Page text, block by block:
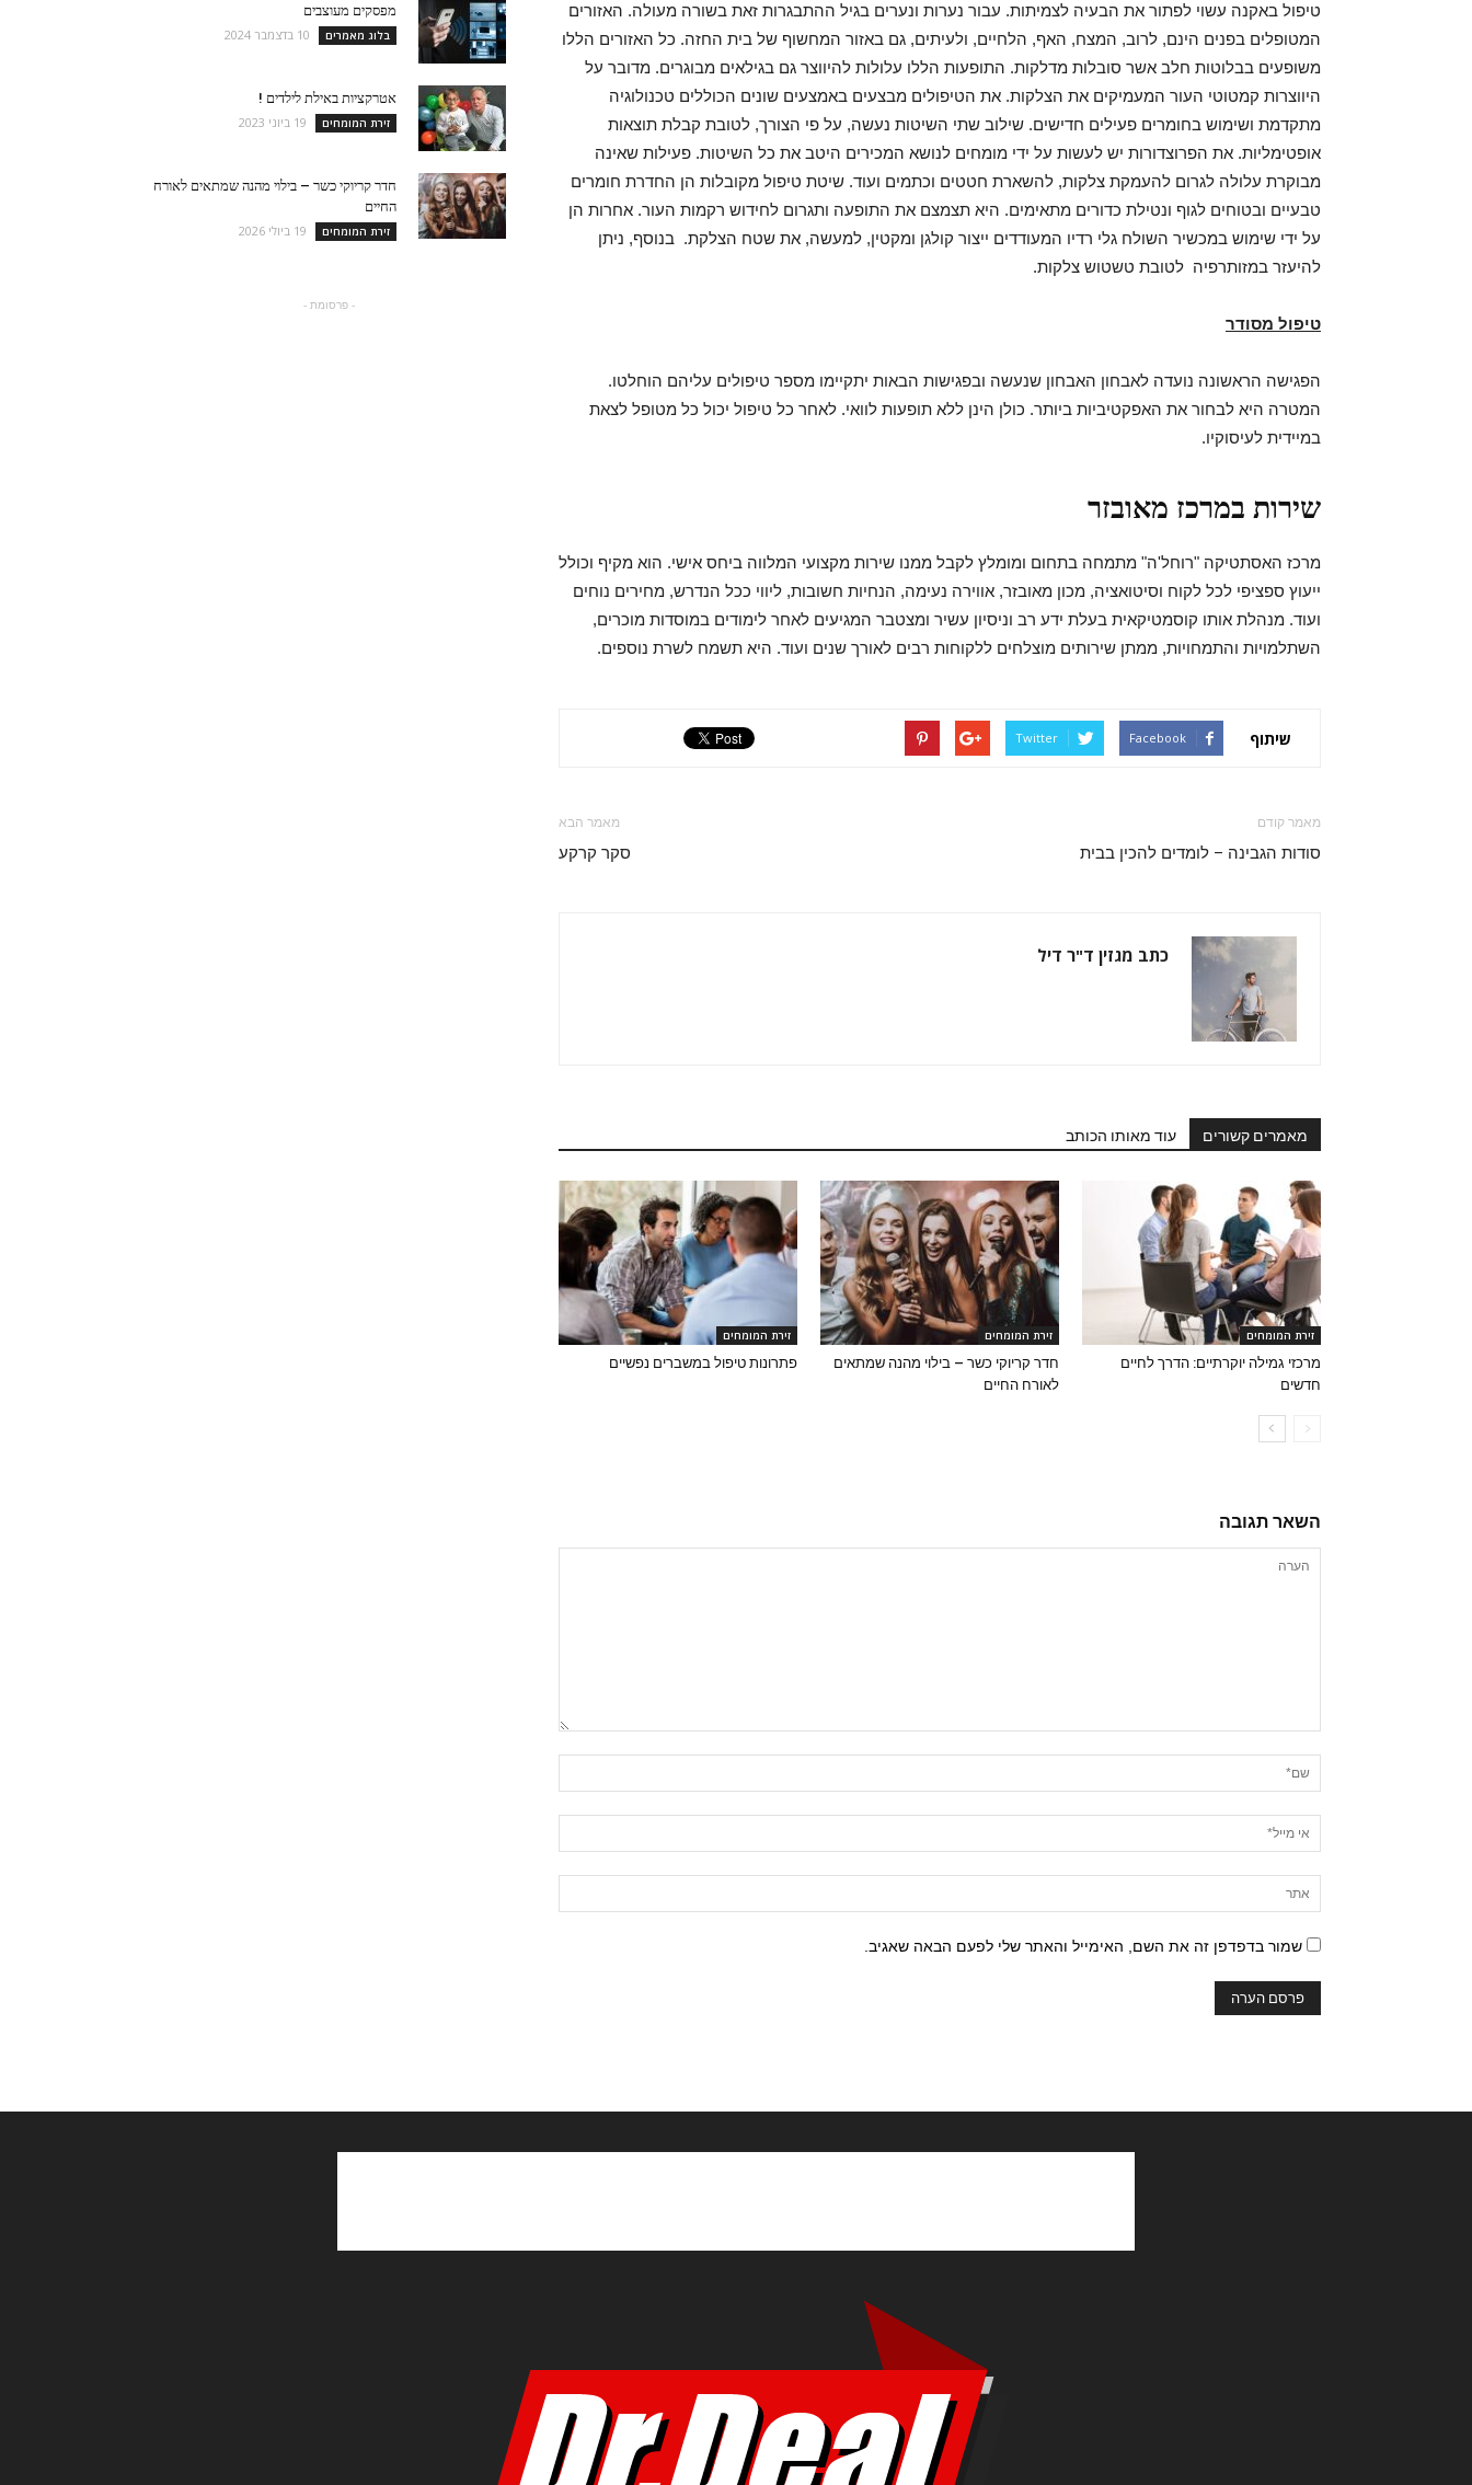
טיפול באקנה עשוי לפתור את הבעיה לצמיתות. עבור נערות ונערים בגיל ההתבגרות זאת בשורה מעולה. האזורים
המטופלים בפנים הינם, לרוב, המצח, האף, הלחיים, ולעיתים, גם באזור המחשוף של בית החזה. כל האזורים הללו
משופעים בבלוטות חלב אשר סובלות מדלקות. התופעות הללו עלולות להיווצר גם בגילאים מבוגרים. מדובר על
היווצרות קמטוטי העור המעמיקים את הצלקות. את הטיפולים מבצעים באמצעים שונים הכוללים טכנולוגיה
מתקדמת ושימוש בחומרים פעילים חדישים. שילוב שתי השיטות נעשה, על פי הצורך, לטובת קבלת תוצאות
אופטימליות. את הפרוצדורות יש לעשות על ידי מומחים לנושא המכירים היטב את כל השיטות. פעילות שאינה
מבוקרת עלולה לגרום להעמקת צלקות, להשארת חטטים וכתמים ועוד. שיטת טיפול מקובלות הן החדרת חומרים
טבעיים ובטוחים לגוף ונטילת כדורים מתאימים. היא תצמצם את התופעה ותגרום לחידוש רקמות העור. אחרות הן
על ידי שימוש במכשיר השולח גלי רדיו המעודדים ייצור קולגן ומקטין, למעשה, את שטח הצלקת. בנוסף, ניתן
להיעזר במזותרפיה לטובת טשטוש צלקות.
טיפול מסודר
הפגישה הראשונה נועדה לאבחון האבחון שנעשה ובפגישות הבאות יתקיימו מספר טיפולים עליהם הוחלטו.
המטרה היא לבחור את האפקטיביות ביותר. כולן הינן ללא תופעות לוואי. לאחר כל טיפול יכול כל מטופל לצאת
במיידית לעיסוקיו.
שירות במרכז מאובזר
מרכז האסתטיקה "רוחל'ה" מתמחה בתחום ומומלץ לקבל ממנו שירות מקצועי המלווה ביחס אישי. הוא מקיף וכולל
ייעוץ ספציפי לכל לקוח וסיטואציה, מכון מאובזר, אווירה נעימה, הנחיות חשובות, ליווי ככל הנדרש, מחירים נוחים
ועוד. מנהלת אותו קוסמטיקאית בעלת ידע רב וניסיון עשיר ומצטבר המגיעים לאחר לימודים במוסדות מוכרים,
השתלמויות והתמחויות, ממתן שירותים מוצלחים ללקוחות רבים לאורך שנים ועוד. היא תשמח לשרת נוספים.
שיתוף Facebook
Twitter
מאמר קודם
סודות הגבינה – לומדים להכין בבית
מאמר הבא
סקר קרקע
כתב מגזין ד"ר דיל
מאמרים קשורים עוד מאותו הכותב
זירת המומחים
מרכזי גמילה יוקרתיים: הדרך לחיים
חדשים
זירת המומחים
חדר קריוקי כשר – בילוי מהנה שמתאים
לאורח החיים
זירת המומחים
פתרונות טיפול במשברים נפשיים
השאר תגובה
שמור בדפדפן זה את השם, האימייל והאתר שלי לפעם הבאה שאגיב.
מפסקים מעוצבים
בלוג מאמרים 10 בדצמבר 2024
אטרקציות באילת לילדים !
זירת המומחים 19 ביוני 2023
חדר קריוקי כשר – בילוי מהנה שמתאים לאורח
החיים
זירת המומחים 19 ביולי 2026
- פרסומת -